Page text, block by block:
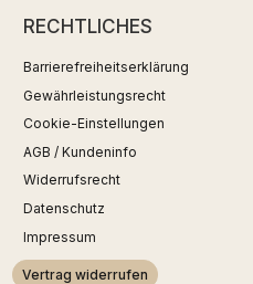
RECHTLICHES
Barrierefreiheitserklärung
Gewährleistungsrecht
Cookie-Einstellungen
AGB / Kundeninfo
Widerrufsrecht
Datenschutz
Impressum
Vertrag widerrufen